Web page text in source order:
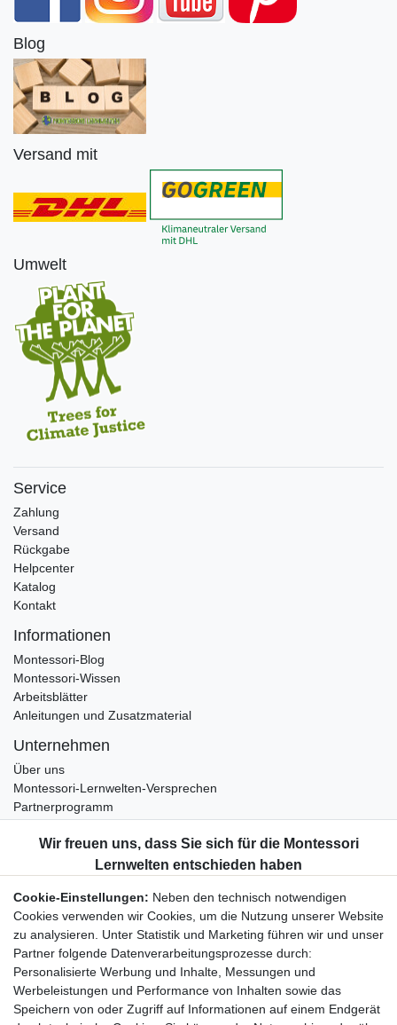
Blog
Versand mit
Umwelt
Service
Zahlung
Versand
Rückgabe
Helpcenter
Katalog
Kontakt
Informationen
Montessori-Blog
Montessori-Wissen
Arbeitsblätter
Anleitungen und Zusatzmaterial
Unternehmen
Über uns
Montessori-Lernwelten-Versprechen
Partnerprogramm
Bestellung widerrufen
Datenschutzerklärung
AGB
Impressum
Aktuelles rund um Montessori-Materialien und
Montessori-Pädagogik.
Kostenfreie wöchentliche Infos
Cookie-Einstellungen: Neben den technisch notwendigen
Cookies verwenden wir Cookies, um die Nutzung unserer Website
zu analysieren. Unter Statistik und Marketing führen wir und unser
Partner folgende Datenverarbeitungsprozesse durch:
Personalisierte Werbung und Inhalte, Messungen und
Werbeleistungen und Performance von Inhalten sowie das
Speichern von oder Zugriff auf Informationen auf einem Endgerät